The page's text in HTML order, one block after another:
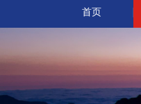
首页